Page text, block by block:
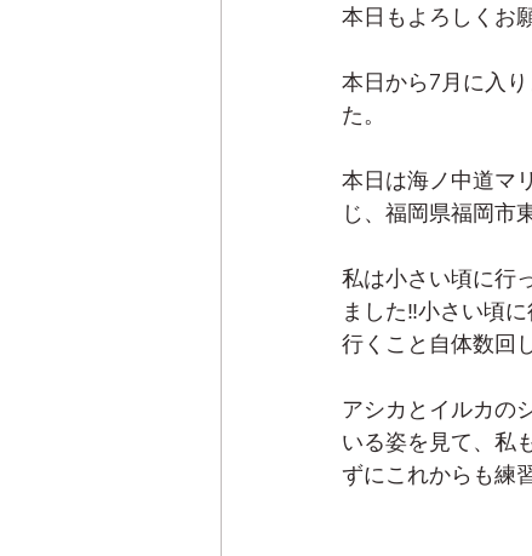
本日もよろしくお
本日から7月に入
た。
本日は海ノ中道マ
じ、福岡県福岡市
私は小さい頃に行
ました‼️小さい頃
行くこと自体数回
アシカとイルカの
いる姿を見て、私
ずにこれからも練